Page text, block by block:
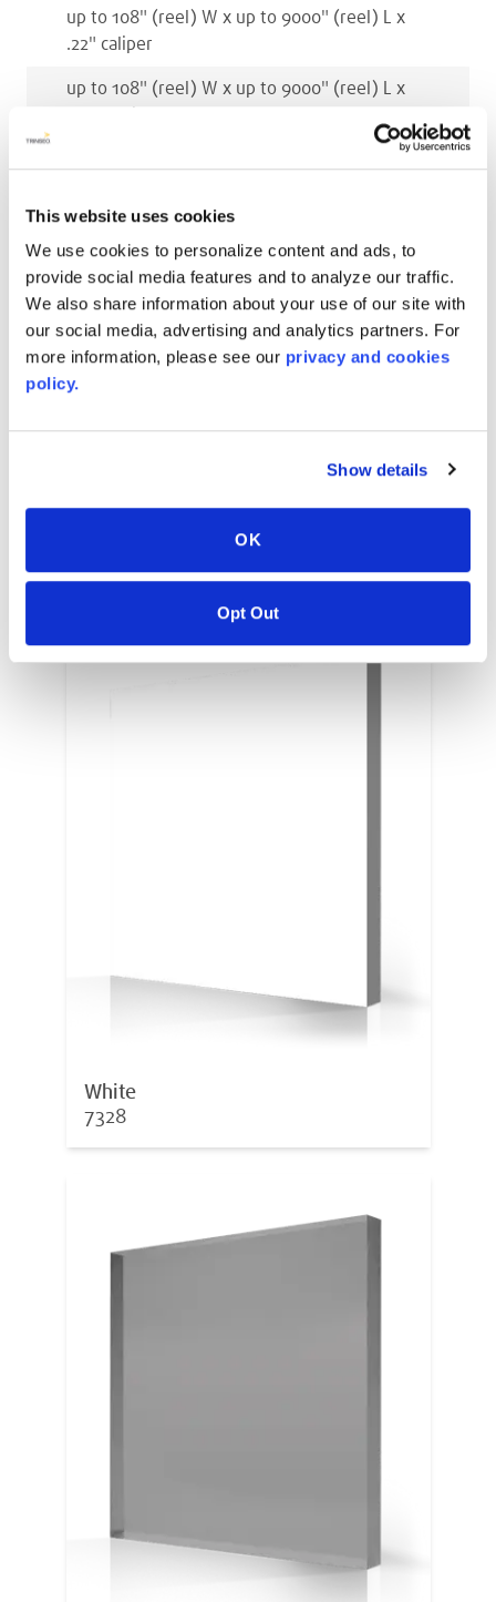
This website uses cookies
We use cookies to personalize content and ads, to
provide social media features and to analyze our traffic.
We also share information about your use of our site with
our social media, advertising and analytics partners. For
more information, please see our privacy and cookies
policy.
Show details
OK
Opt Out
up to 108" (reel) W x up to 9000" (reel) L x
.22" caliper
up to 108" (reel) W x up to 9000" (reel) L x
up to 2743mm(reel)W x
(reel)L x3 mmcaliper
up to 226000
up to 2743mm(reel)W xup to 226000mm
(reel)
up to 2743mm(reel)W xup to 226000mm
COLORI CORRELATI
White
7328